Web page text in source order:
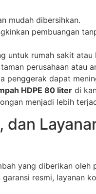
mudah dibersihkan.
pembuangan
untuk rumah sakit atau
perusahaan atau
dapat
HDPE 80 liter di
menjadi lebih
yang diberikan oleh
resmi, layanan